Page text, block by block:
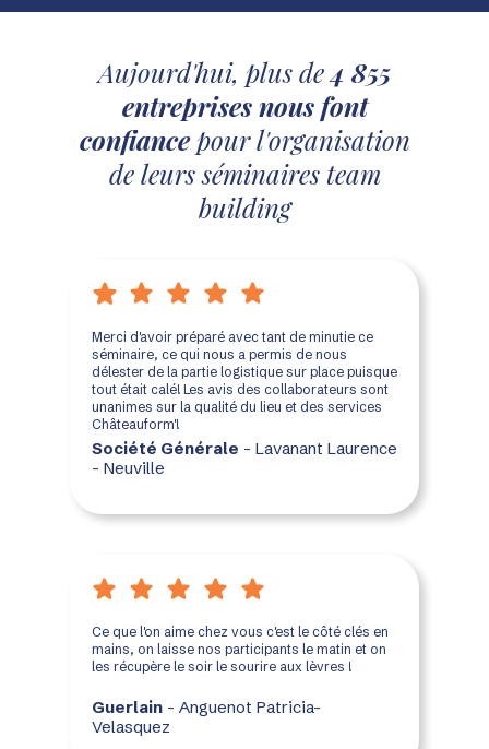
Merci d'avoir préparé avec tant de minutie ce
séminaire, ce qui nous a permis de nous
délester de la partie logistique sur place puisque
tout était calé! Les avis des collaborateurs sont
unanimes sur la qualité du lieu et des services
Châteauform'!
Société Générale - Lavanant Laurence
- Neuville
Guerlain - Anguenot Patricia-
Velasquez
Ce que l'on aime chez vous c'est le côté clés en
mains, on laisse nos participants le matin et on
les récupère le soir le sourire aux lèvres !
Aujourd'hui, plus de4 855
entreprises nous font
confiancepour l'organisation
de leurs séminaires team
building